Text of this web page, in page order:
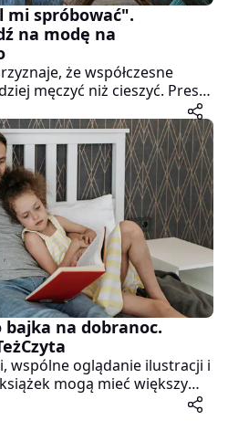
mi spróbować".
na modę na
że współczesne
męczyć niż cieszyć. Presja
ciągłe porównywanie się z
musi mieć
życie, sprawiają, że wielu
złapać oddech. O tym
podczas
przez
w Poznaniu.
na dobranoc.
wspólne oglądanie ilustracji i
mogą mieć większy
niż wielu rodziców
ruszyła kolejna odsłona